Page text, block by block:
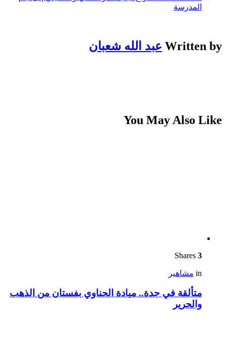
المدرسة
Written by عبد الله شعبان
You May Also Like
3
in مشاهير
متألقة في جدة.. ميادة الحناوي بفستان من الذهب
والحرير